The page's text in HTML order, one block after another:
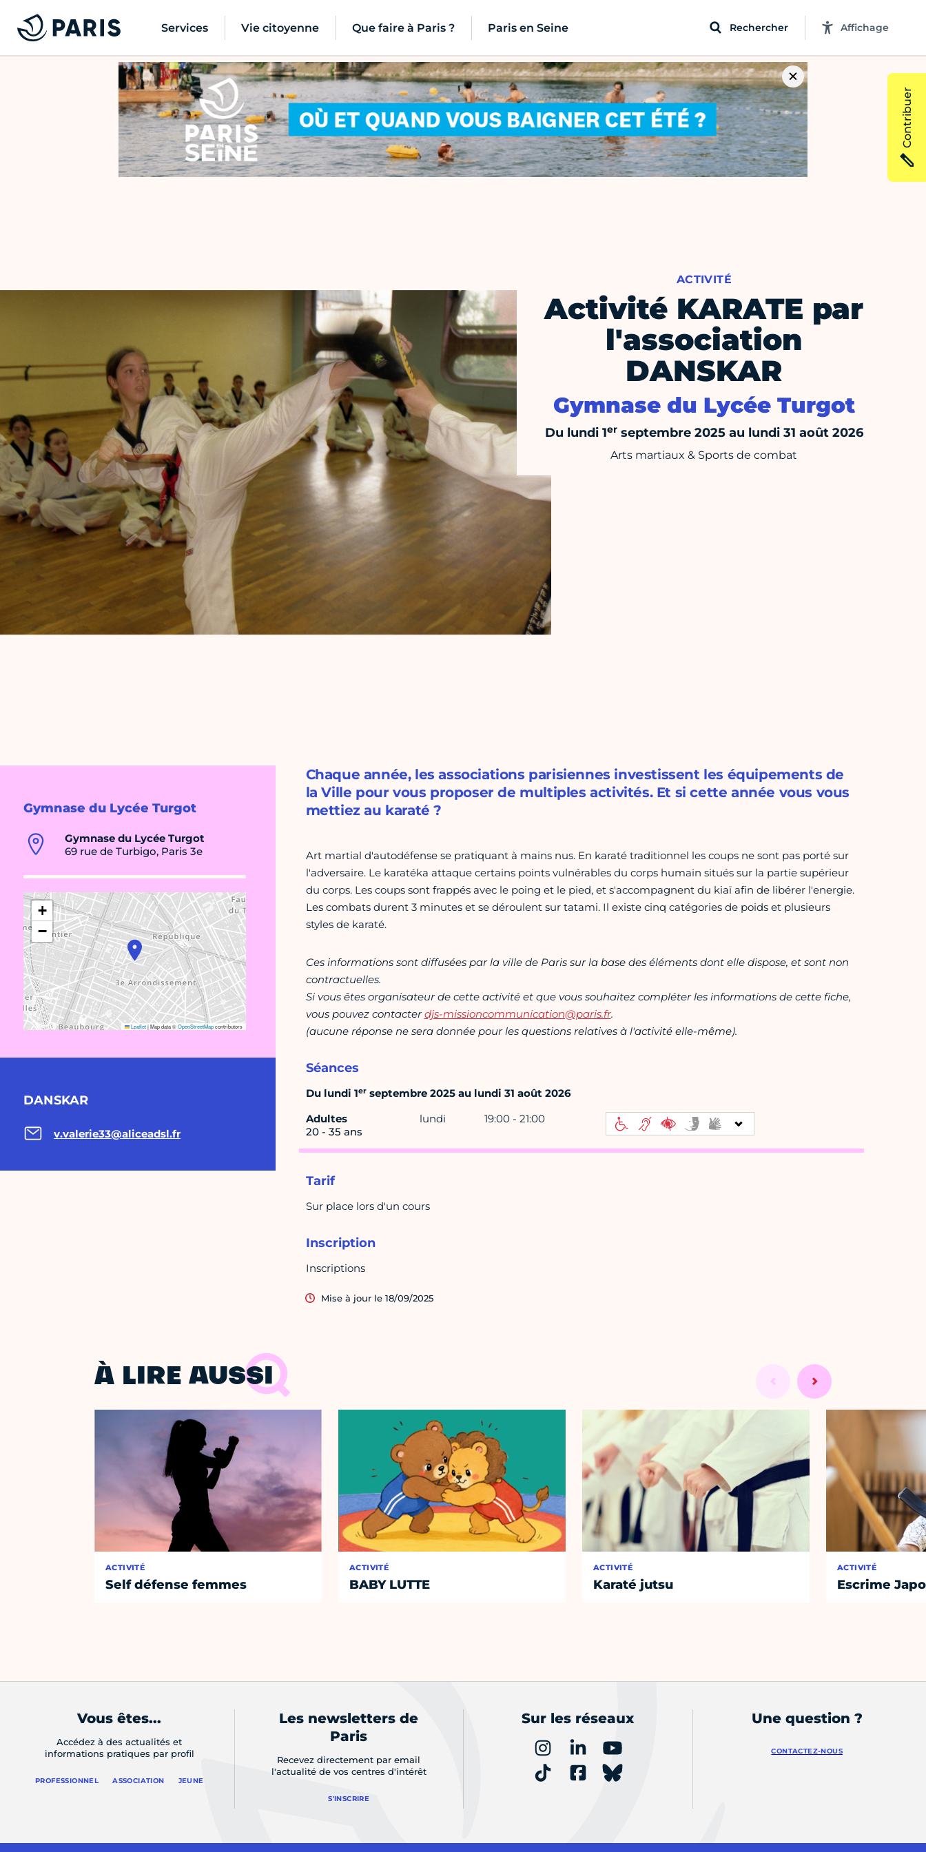
Services Vie citoyenne Que faire à Paris ? Paris en Seine Rechercher Affichage
ACTIVITÉ
Activité KARATE par
l'association
DANSKAR
Gymnase du Lycée Turgot
Du lundi 1erseptembre 2025 au lundi 31 août 2026
Arts martiaux & Sports de combat
Gymnase du Lycée Turgot
Gymnase du Lycée Turgot
69 rue de Turbigo, Paris 3e
+
−
Leaflet|Map data ©OpenStreetMapcontributors
DANSKAR
v.valerie33@aliceadsl.fr
Chaque année, les associations parisiennes investissent les équipements de
la Ville pour vous proposer de multiples activités. Et si cette année vous vous
mettiez au karaté ?
Art martial d'autodéfense se pratiquant à mains nus. En karaté traditionnel les coups ne sont pas porté sur
l'adversaire. Le karatéka attaque certains points vulnérables du corps humain situés sur la partie supérieur
du corps. Les coups sont frappés avec le poing et le pied, et s'accompagnent du kiaï afin de libérer l'energie.
Les combats durent 3 minutes et se déroulent sur tatami. Il existe cinq catégories de poids et plusieurs
styles de karaté.
Ces informations sont diffusées par la ville de Paris sur la base des éléments dont elle dispose, et sont non
contractuelles.
Si vous êtes organisateur de cette activité et que vous souhaitez compléter les informations de cette fiche,
vous pouvez contacterdjs-missioncommunication@paris.fr.
(aucune réponse ne sera donnée pour les questions relatives à l'activité elle-même).
Séances
Du lundi 1erseptembre 2025 au lundi 31 août 2026
Adultes
20 - 35 ans
lundi 19:00 - 21:00
Tarif
Sur place lors d'un cours
Inscription
Inscriptions
Mise à jour le 18/09/2025
À LIRE AUSSI
ACTIVITÉ
Self défense femmes
ACTIVITÉ
BABY LUTTE
ACTIVITÉ
Karaté jutsu
ACTIVITÉ
Escrime
Contribuer
Vous êtes...
Accédez à des actualités et
informations pratiques par profil
PROFESSIONNEL ASSOCIATION JEUNE
Les newsletters de
Paris
Recevez directement par email
l'actualité de vos centres d'intérêt
S'INSCRIRE
Sur les réseaux Une question ?
CONTACTEZ-NOUS